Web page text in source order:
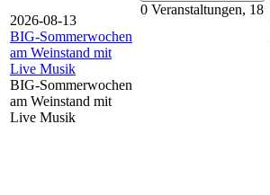
2026-08-13
BIG-Sommerwochen
am Weinstand mit
Live Musik
BIG-Sommerwochen
am Weinstand mit
Live Musik
0 Veranstaltungen, 18